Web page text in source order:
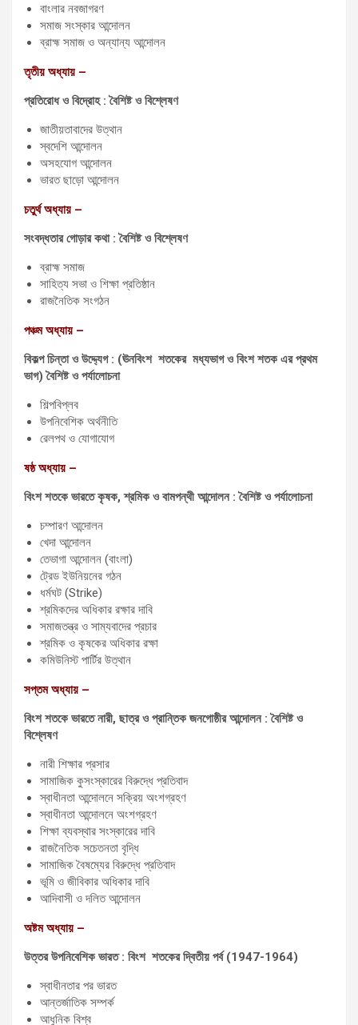
বাংলার নবজাগরণ
সমাজ সংস্কার আন্দোলন
ব্রাহ্ম সমাজ ও অন্যান্য আন্দোলন
তৃতীয় অধ্যায় –
প্রতিরোধ ও বিদ্রোহ : বৈশিষ্ট ও বিশ্লেষণ
জাতীয়তাবাদের উত্থান
স্বদেশি আন্দোলন
অসহযোগ আন্দোলন
ভারত ছাড়ো আন্দোলন
চতুর্থ অধ্যায় –
সংবদ্ধতার গোড়ার কথা : বৈশিষ্ট ও বিশ্লেষণ
ব্রাহ্ম সমাজ
সাহিত্য সভা ও শিক্ষা প্রতিষ্ঠান
রাজনৈতিক সংগঠন
পঞ্চম অধ্যায় –
বিকল্প চিন্তা ও উদ্দ্যেগ : (ঊনবিংশ শতকের মধ্যভাগ ও বিংশ শতক এর প্রথম
ভাগ) বৈশিষ্ট ও পর্যালোচনা
শিল্পবিপ্লব
উপনিবেশিক অর্থনীতি
রেলপথ ও যোগাযোগ
ষষ্ঠ অধ্যায় –
বিংশ শতকে ভারতে কৃষক, শ্রমিক ও বামপন্থী আন্দোলন : বৈশিষ্ট ও পর্যালোচনা
চম্পারণ আন্দোলন
খেদা আন্দোলন
তেভাগা আন্দোলন (বাংলা)
ট্রেড ইউনিয়নের গঠন
ধর্মঘট (Strike)
শ্রমিকদের অধিকার রক্ষার দাবি
সমাজতন্ত্র ও সাম্যবাদের প্রচার
শ্রমিক ও কৃষকের অধিকার রক্ষা
কমিউনিস্ট পার্টির উত্থান
সপ্তম অধ্যায় –
বিংশ শতকে ভারতে নারী, ছাত্র ও প্রান্তিক জনগোষ্ঠীর আন্দোলন : বৈশিষ্ট ও
বিশ্লেষণ
নারী শিক্ষার প্রসার
সামাজিক কুসংস্কারের বিরুদ্ধে প্রতিবাদ
স্বাধীনতা আন্দোলনে সক্রিয় অংশগ্রহণ
স্বাধীনতা আন্দোলনে অংশগ্রহণ
শিক্ষা ব্যবস্থার সংস্কারের দাবি
রাজনৈতিক সচেতনতা বৃদ্ধি
সামাজিক বৈষম্যের বিরুদ্ধে প্রতিবাদ
ভূমি ও জীবিকার অধিকার দাবি
আদিবাসী ও দলিত আন্দোলন
অষ্টম অধ্যায় –
উত্তর উপনিবেশিক ভারত : বিংশ শতকের দ্বিতীয় পর্ব (1947-1964)
স্বাধীনতার পর ভারত
আন্তর্জাতিক সম্পর্ক
আধুনিক বিশ্ব